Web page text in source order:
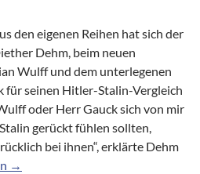
den eigenen Reihen hat sich der
Dehm, beim neuen
Wulff und dem unterlegenen
für seinen Hitler-Stalin-Vergleich
oder Herr Gauck sich von mir
gerückt fühlen sollten,
bei ihnen“, erklärte Dehm
Vergleich: Linkspolitiker
→